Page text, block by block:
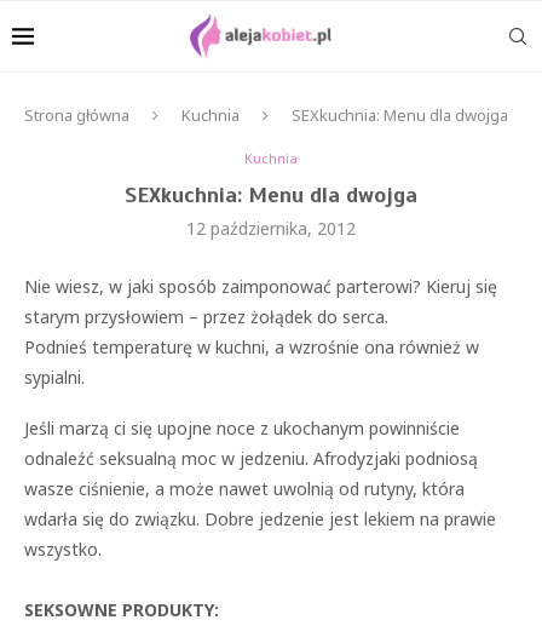
Strona główna Kuchnia SEXkuchnia: Menu dla dwojga
Kuchnia
SEXkuchnia: Menu dla dwojga
12 października, 2012
Nie wiesz, w jaki sposób zaimponować parterowi? Kieruj się
starym przysłowiem – przez żołądek do serca.
Podnieś temperaturę w kuchni, a wzrośnie ona również w
sypialni.
Jeśli marzą ci się upojne noce z ukochanym powinniście
odnaleźć seksualną moc w jedzeniu. Afrodyzjaki podniosą
wasze ciśnienie, a może nawet uwolnią od rutyny, która
wdarła się do związku. Dobre jedzenie jest lekiem na prawie
wszystko.
SEKSOWNE PRODUKTY: